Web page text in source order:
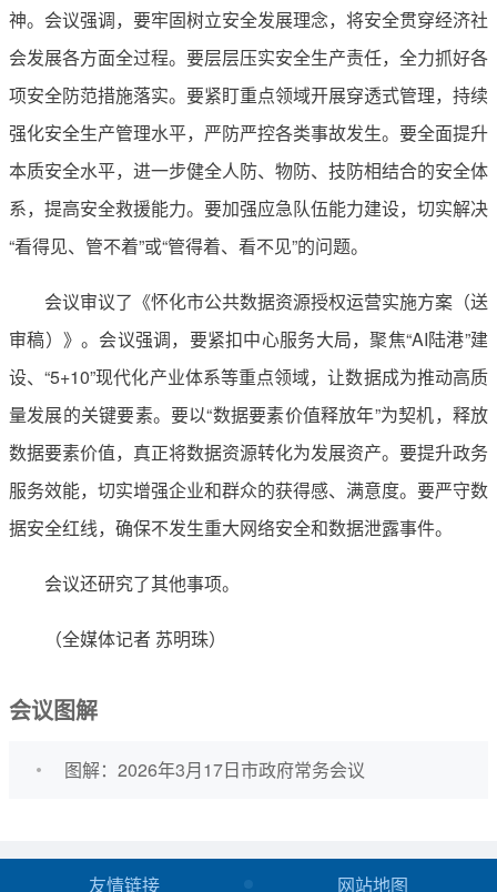
神。会议强调，要牢固树立安全发展理念，将安全贯穿经济社
会发展各方面全过程。要层层压实安全生产责任，全力抓好各
项安全防范措施落实。要紧盯重点领域开展穿透式管理，持续
强化安全生产管理水平，严防严控各类事故发生。要全面提升
本质安全水平，进一步健全人防、物防、技防相结合的安全体
系，提高安全救援能力。要加强应急队伍能力建设，切实解决
“看得见、管不着”或“管得着、看不见”的问题。
会议审议了《怀化市公共数据资源授权运营实施方案（送
审稿）》。会议强调，要紧扣中心服务大局，聚焦“AI陆港”建
设、“5+10”现代化产业体系等重点领域，让数据成为推动高质
量发展的关键要素。要以“数据要素价值释放年”为契机，释放
数据要素价值，真正将数据资源转化为发展资产。要提升政务
服务效能，切实增强企业和群众的获得感、满意度。要严守数
据安全红线，确保不发生重大网络安全和数据泄露事件。
会议还研究了其他事项。
（全媒体记者 苏明珠）
会议图解
图解：2026年3月17日市政府常务会议
友情链接 网站地图